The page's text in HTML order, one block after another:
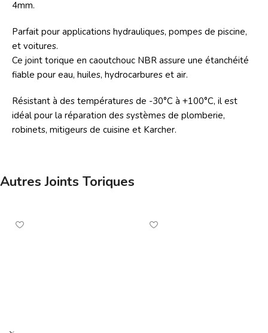
4mm.
Parfait pour applications hydrauliques, pompes de piscine,
et voitures.
Ce joint torique en caoutchouc NBR assure une étanchéité
fiable pour eau, huiles, hydrocarbures et air.
Résistant à des températures de -30°C à +100°C, il est
idéal pour la réparation des systèmes de plomberie,
robinets, mitigeurs de cuisine et Karcher.
Autres Joints Toriques